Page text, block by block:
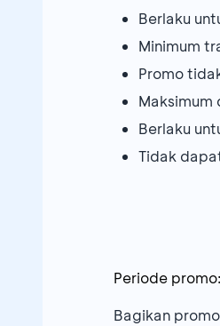
Berlaku
Minimum
Promo
Maksimum
Berlaku
Tidak
Periode promo:
Bagikan